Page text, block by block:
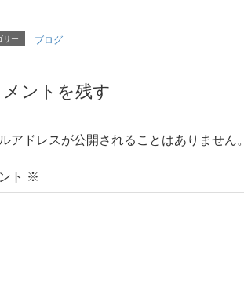
リー ブログ
メントを残す
アドレスが公開されることはありません。
ト ※